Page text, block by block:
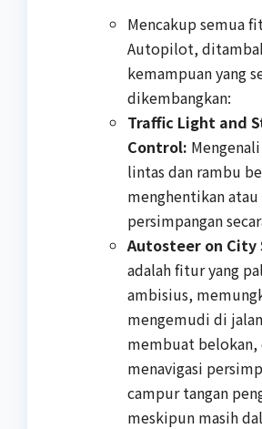
Mencakup semua
Autopilot,
kemampuan yang
dikembangkan:
Traffic Light and
Control:
lintas dan rambu
menghentikan
persimpangan
Autosteer on City
adalah fitur yang
ambisius,
mengemudi di
membuat belokan,
menavigasi
campur tangan
meskipun masih